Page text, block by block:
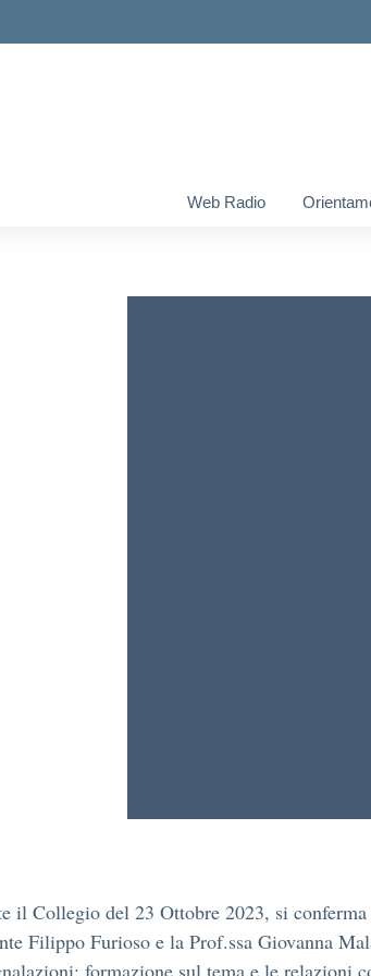
Web Radio
il Collegio del 23 Ottobre 2023, si conferma
Filippo Furioso e la Prof.ssa Giovanna
formazione sul tema e le relazioni